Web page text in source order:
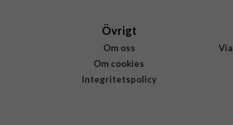
Övrigt
Om oss
Om cookies
Integritetspolicy